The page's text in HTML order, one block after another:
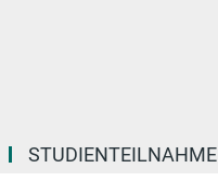
STUDIENTEILNAHME